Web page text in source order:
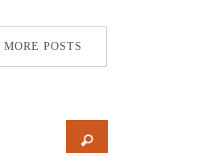
MORE POSTS